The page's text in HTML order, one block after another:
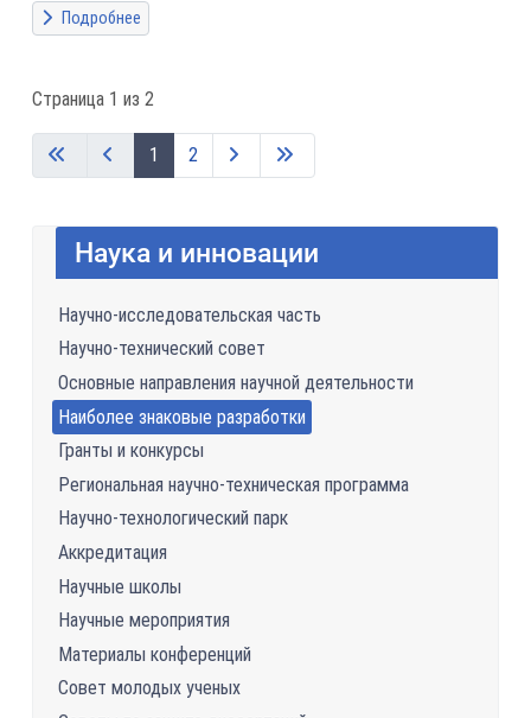
Подробнее
Страница 1 из 2
1 2
Наука и инновации
Научно-исследовательская часть
Научно-технический совет
Основные направления научной деятельности
Наиболее знаковые разработки
Гранты и конкурсы
Региональная научно-техническая программа
Научно-технологический парк
Аккредитация
Научные школы
Научные мероприятия
Материалы конференций
Совет молодых ученых